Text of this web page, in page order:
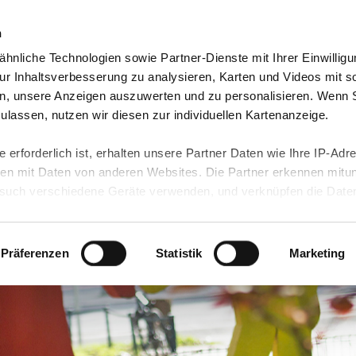
Technologien sowie Partner-Dienste mit Ihrer
Inhaltsverbesserung zu analysieren, Karten und Videos mit
unsere Anzeigen auszuwerten und zu personalisieren. Wenn
nutzen wir diesen zur individuellen Kartenanzeige.
erforderlich ist, erhalten unsere Partner Daten wie Ihre IP-
mit Daten von anderen Websites. Die Partner erkennen
verschiedene Geräte verwenden, und verknüpfen die Daten
ist kein der EU gleichwertiges Datenschutzniveau
Daten führen kann.
unserenDatenschutzhinweisenund in unsererCookie-
Funktionen für diese Zwecke aktiviert sind, müssen Sie
können mittels nachfolgender Buttons über Ihre Einwilligung für
erteilte Einwilligung stets für die Zukunft widerrufen. Bitte
Präferenzen Statistik Marketing
& Termine Kontakt